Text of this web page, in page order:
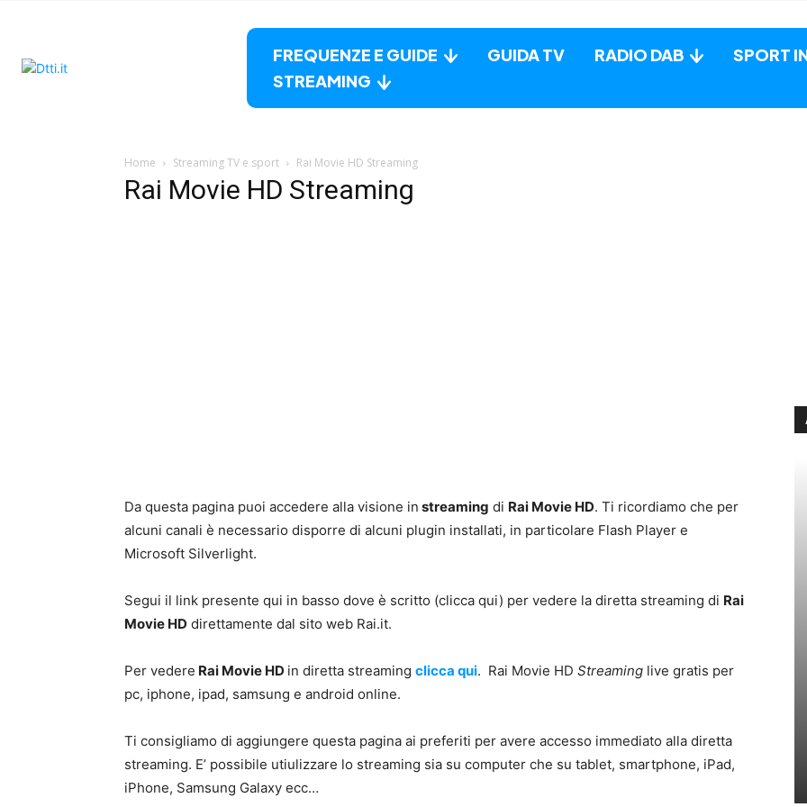
FREQUENZE E GUIDE GUIDA TV RADIO DAB SPORT
STREAMING
Home Streaming TV e sport Rai Movie HD Streaming
Rai Movie HD Streaming
Da questa pagina puoi accedere alla visione in streaming di Rai Movie HD. Ti ricordiamo che per
alcuni canali è necessario disporre di alcuni plugin installati, in particolare Flash Player e
Microsoft Silverlight.
Segui il link presente qui in basso dove è scritto (clicca qui) per vedere la diretta streaming di Rai
Movie HD direttamente dal sito web Rai.it.
Per vedere Rai Movie HD in diretta streaming clicca qui. Rai Movie HD Streaming live gratis per
pc, iphone, ipad, samsung e android online.
Ti consigliamo di aggiungere questa pagina ai preferiti per avere accesso immediato alla diretta
streaming. E’ possibile utiulizzare lo streaming sia su computer che su tablet, smartphone, iPad,
iPhone, Samsung Galaxy ecc…